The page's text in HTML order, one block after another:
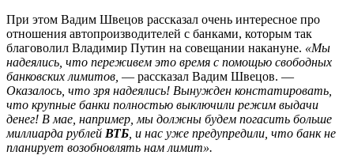
При этом Вадим Швецов рассказал очень интересное про
отношения автопроизводителей с банками, которым так
благоволил Владимир Путин на совещании накануне. «Мы
надеялись, что переживем это время с помощью свободных
банковских лимитов, — рассказал Вадим Швецов. —
Оказалось, что зря надеялись! Вынужден констатировать,
что крупные банки полностью выключили режим выдачи
денег! В мае, например, мы должны будем погасить больше
миллиарда рублей ВТБ , и нас уже предупредили, что банк не
планирует возобновлять нам лимит».